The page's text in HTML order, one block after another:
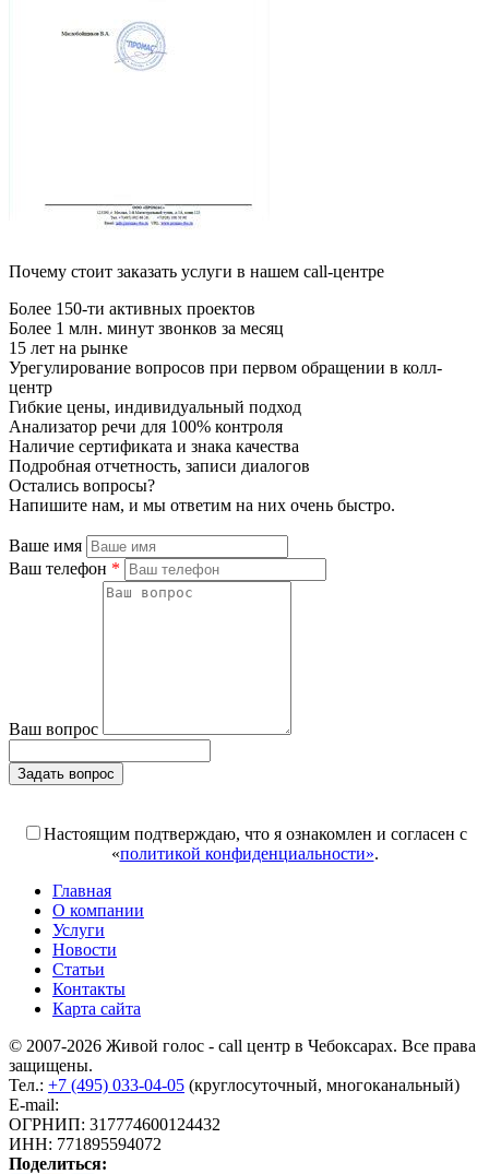
Почему стоит заказать услуги в нашем call-центре
Более 150-ти активных проектов
Более 1 млн. минут звонков за месяц
15 лет на рынке
Урегулирование вопросов при первом обращении в колл-
центр
Гибкие цены, индивидуальный подход
Анализатор речи для 100% контроля
Наличие сертификата и знака качества
Подробная отчетность, записи диалогов
Остались вопросы?
Напишите нам, и мы ответим на них очень быстро.
Ваше имя
Ваш телефон *
Ваш вопрос
Задать вопрос
Настоящим подтверждаю, что я ознакомлен и согласен с
«политикой конфиденциальности».
Главная
О компании
Услуги
Новости
Статьи
Контакты
Карта сайта
© 2007-2026 Живой голос - call центр в Чебоксарах. Все права
защищены.
Тел.: +7 (495) 033-04-05 (круглосуточный, многоканальный)
E-mail:
ОГРНИП: 317774600124432
ИНН: 771895594072
Поделиться: